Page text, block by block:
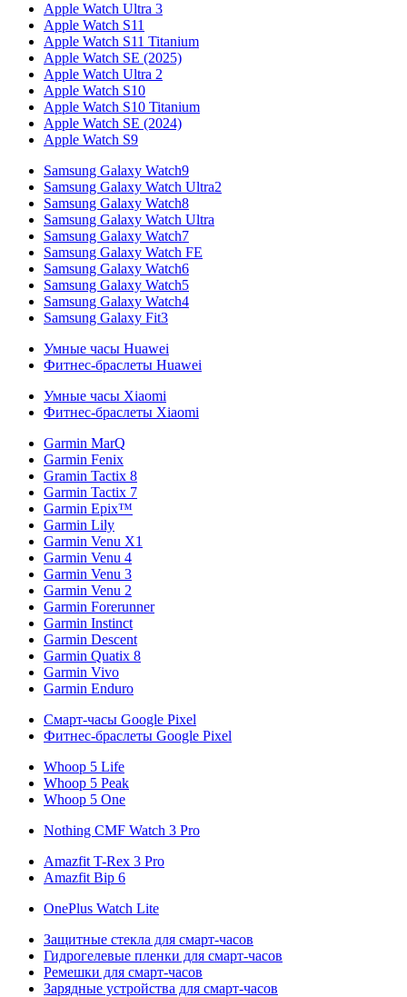
Apple Watch Ultra 3
Apple Watch S11
Apple Watch S11 Titanium
Apple Watch SE (2025)
Apple Watch Ultra 2
Apple Watch S10
Apple Watch S10 Titanium
Apple Watch SE (2024)
Apple Watch S9
Samsung Galaxy Watch9
Samsung Galaxy Watch Ultra2
Samsung Galaxy Watch8
Samsung Galaxy Watch Ultra
Samsung Galaxy Watch7
Samsung Galaxy Watch FE
Samsung Galaxy Watch6
Samsung Galaxy Watch5
Samsung Galaxy Watch4
Samsung Galaxy Fit3
Умные часы Huawei
Фитнес-браслеты Huawei
Умные часы Xiaomi
Фитнес-браслеты Xiaomi
Garmin MarQ
Garmin Fenix
Gramin Tactix 8
Garmin Tactix 7
Garmin Epix™
Garmin Lily
Garmin Venu X1
Garmin Venu 4
Garmin Venu 3
Garmin Venu 2
Garmin Forerunner
Garmin Instinct
Garmin Descent
Garmin Quatix 8
Garmin Vivo
Garmin Enduro
Смарт-часы Google Pixel
Фитнес-браслеты Google Pixel
Whoop 5 Life
Whoop 5 Peak
Whoop 5 One
Nothing CMF Watch 3 Pro
Amazfit T-Rex 3 Pro
Amazfit Bip 6
OnePlus Watch Lite
Защитные стекла для смарт-часов
Гидрогелевые пленки для смарт-часов
Ремешки для смарт-часов
Зарядные устройства для смарт-часов